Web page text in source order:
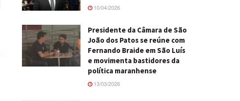
10/04/2026
Presidente da Câmara de São
João dos Patos se reúne com
Fernando Braide em São Luís
e movimenta bastidores da
política maranhense
13/03/2026